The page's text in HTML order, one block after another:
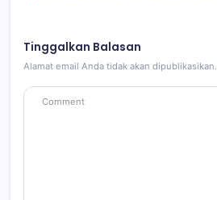
Tinggalkan Balasan
Alamat email Anda tidak akan dipublikasikan.